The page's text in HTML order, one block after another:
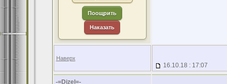
Поощрить
Наказать
Наверх
16.10.18 : 17:07
-=Dizel=-